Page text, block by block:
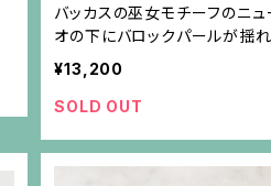
バッカスの巫女モチーフのニュ
オの下にバロックパールが揺
¥13,200
SOLD OUT